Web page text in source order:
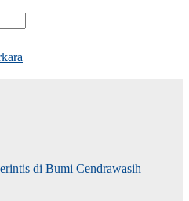
di Bumi Cendrawasih